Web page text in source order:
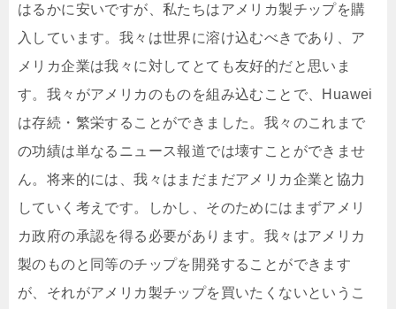
はるかに安いですが、私たちはアメリカ製チップを購
入しています。我々は世界に溶け込むべきであり、ア
メリカ企業は我々に対してとても友好的だと思いま
す。我々がアメリカのものを組み込むことで、Huawei
は存続・繁栄することができました。我々のこれまで
の功績は単なるニュース報道では壊すことができませ
ん。将来的には、我々はまだまだアメリカ企業と協力
していく考えです。しかし、そのためにはまずアメリ
カ政府の承認を得る必要があります。我々はアメリカ
製のものと同等のチップを開発することができます
が、それがアメリカ製チップを買いたくないというこ